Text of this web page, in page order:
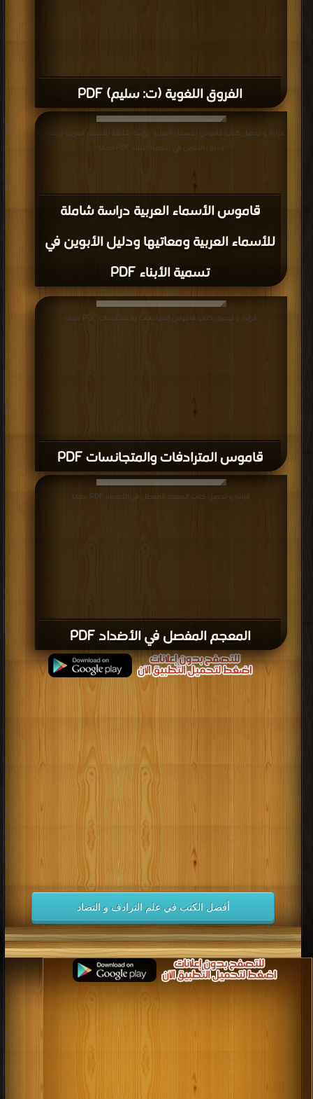
الفروق اللغوية (ت: سليم) PDF
قاموس الأسماء العربية دراسة شاملة
للأسماء العربية ومعاتيها ودليل الأبوين في
تسمية الأبناء PDF
قراءة و تحميل كتاب قاموس الأسماء العربية دراسة شاملة للأسماء العربية ومعاتيها
ودليل الأبوين في تسمية الأبناء PDF مجانا
قاموس المترادفات والمتجانسات PDF
قراءة و تحميل كتاب قاموس المترادفات والمتجانسات PDF مجانا
المعجم المفصل في الأضداد PDF
قراءة و تحميل كتاب المعجم المفصل في الأضداد PDF مجانا
أفضل الكتب في علم الترادف و التضاد